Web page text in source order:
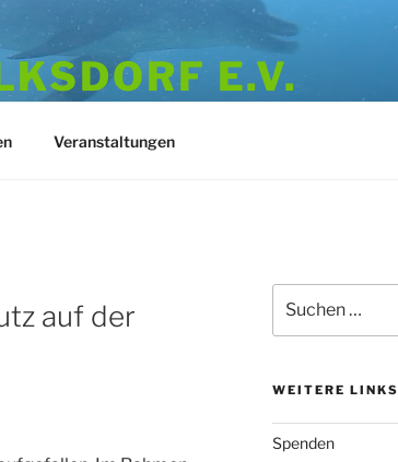
E.V.
Veranstaltungen
auf der
nach:
WEITERE LINKS
Spenden